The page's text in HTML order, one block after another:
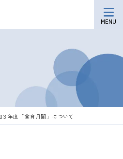
MENU
３年度「食育月間」について